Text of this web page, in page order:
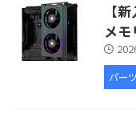
【
メ
パー